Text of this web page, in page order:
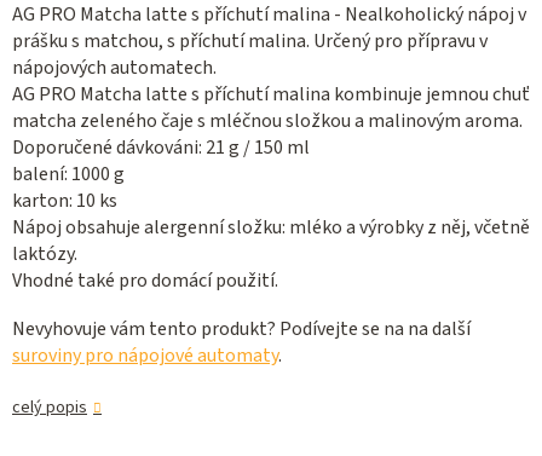
AG PRO Matcha latte s příchutí malina - Nealkoholický nápoj v
prášku s matchou, s příchutí malina. Určený pro přípravu v
nápojových automatech.
AG PRO Matcha latte s příchutí malina kombinuje jemnou chuť
matcha zeleného čaje s mléčnou složkou a malinovým aroma.
Doporučené dávkováni: 21 g / 150 ml
balení: 1000 g
karton: 10 ks
Nápoj obsahuje alergenní složku: mléko a výrobky z něj, včetně
laktózy.
Vhodné také pro domácí použití.
Nevyhovuje vám tento produkt? Podívejte se na na další
suroviny pro nápojové automaty.
celý popis